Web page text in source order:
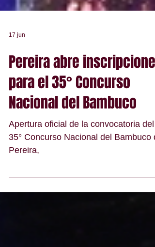
17 jun
Pereira abre inscripciones
para el 35° Concurso
Nacional del Bambuco
Apertura oficial de la convocatoria del
Pereira,